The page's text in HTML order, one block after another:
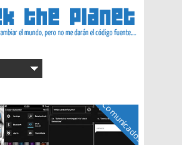
Comunicados